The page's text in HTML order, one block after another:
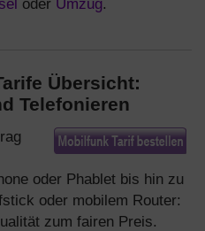
oder Umzug.
Übersicht:
Telefonieren
oder Phablet bis hin zu
oder mobilem Router:
zum fairen Preis.